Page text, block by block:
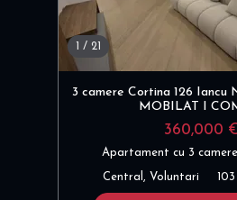
/ 21
3 camere Cortina 126 Iancu
MOBILAT I
360,000
Apartament cu 3
Central, Voluntari